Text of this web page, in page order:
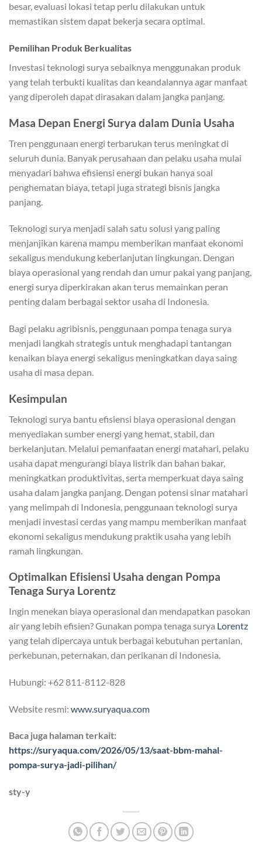
besar, evaluasi lokasi tetap perlu dilakukan untuk
memastikan sistem dapat bekerja secara optimal.
Pemilihan Produk Berkualitas
Investasi teknologi surya sebaiknya menggunakan produk
yang telah terbukti kualitas dan keandalannya agar manfaat
yang diperoleh dapat dirasakan dalam jangka panjang.
Masa Depan Energi Surya dalam Dunia Usaha
Tren penggunaan energi terbarukan terus meningkat di
seluruh dunia. Banyak perusahaan dan pelaku usaha mulai
menyadari bahwa efisiensi energi bukan hanya soal
penghematan biaya, tetapi juga strategi bisnis jangka
panjang.
Teknologi surya menjadi salah satu solusi yang paling
menjanjikan karena mampu memberikan manfaat ekonomi
sekaligus mendukung keberlanjutan lingkungan. Dengan
biaya operasional yang rendah dan umur pakai yang panjang,
energi surya diperkirakan akan terus memainkan peran
penting dalam berbagai sektor usaha di Indonesia.
Bagi pelaku agribisnis, penggunaan pompa tenaga surya
menjadi langkah strategis untuk menghadapi tantangan
kenaikan biaya energi sekaligus meningkatkan daya saing
usaha di masa depan.
Kesimpulan
Teknologi surya bantu efisiensi biaya operasional dengan
menyediakan sumber energi yang hemat, stabil, dan
berkelanjutan. Melalui pemanfaatan energi matahari, pelaku
usaha dapat mengurangi biaya listrik dan bahan bakar,
meningkatkan produktivitas, serta memperkuat daya saing
usaha dalam jangka panjang. Dengan potensi sinar matahari
yang melimpah di Indonesia, penggunaan teknologi surya
menjadi investasi cerdas yang mampu memberikan manfaat
ekonomi sekaligus mendukung praktik usaha yang lebih
ramah lingkungan.
Optimalkan Efisiensi Usaha dengan Pompa
Tenaga Surya Lorentz
Ingin menekan biaya operasional dan mendapatkan pasokan
air yang lebih efisien? Gunakan pompa tenaga surya Lorentz
yang telah dipercaya untuk berbagai kebutuhan pertanian,
perkebunan, peternakan, dan perikanan di Indonesia.
Hubungi: +62 811-8112-828
Website resmi: www.suryaqua.com
Baca juga halaman terkait:
https://suryaqua.com/2026/05/13/saat-bbm-mahal-
pompa-surya-jadi-pilihan/
sty-y